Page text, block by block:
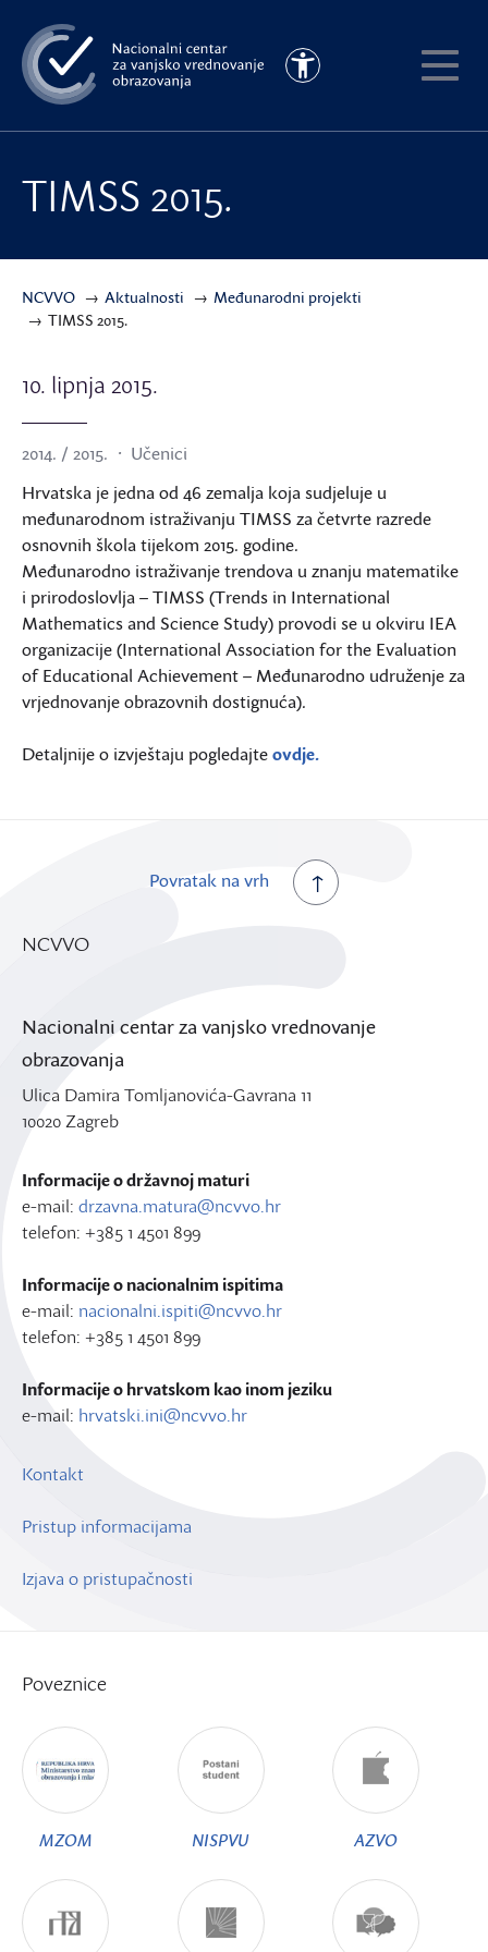
na
glavni
sadržaj
Pristupačnost
TIMSS 2015.
NCVVO Aktualnosti
Međunarodni projekti
TIMSS 2015.
10. lipnja 2015.
2014. / 2015.
Učenici
Hrvatska je jedna od 46 zemalja koja sudjeluje u
međunarodnom istraživanju TIMSS za četvrte razrede
osnovnih škola tijekom 2015. godine.
Međunarodno istraživanje trendova u znanju matematike
i prirodoslovlja – TIMSS (Trends in International
Mathematics and Science Study) provodi se u okviru IEA
organizacije (International Association for the Evaluation
of Educational Achievement – Međunarodno udruženje za
vrjednovanje obrazovnih dostignuća).
Detaljnije o izvještaju pogledajteovdje.
Povratak na vrh
NCVVO
Nacionalni centar za vanjsko vrednovanje
obrazovanja
Ulica Damira Tomljanovića-Gavrana 11
10020 Zagreb
Informacije o državnoj maturi
e-mail: drzavna.matura@ncvvo.hr
telefon: +385 1 4501 899
Informacije o nacionalnim ispitima
e-mail: nacionalni.ispiti@ncvvo.hr
telefon: +385 1 4501 899
Informacije o hrvatskom kao inom jeziku
e-mail: hrvatski.ini@ncvvo.hr
Kontakt
Pristup informacijama
Izjava o pristupačnosti
Poveznice
MZOM NISPVU AZVO